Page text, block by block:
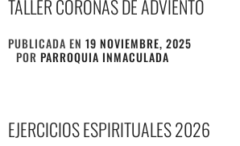
TALLER CORONAS DE ADVIENTO
PUBLICADA EN19 NOVIEMBRE, 2025
PORPARROQUIA INMACULADA
EJERCICIOS ESPIRITUALES 2026